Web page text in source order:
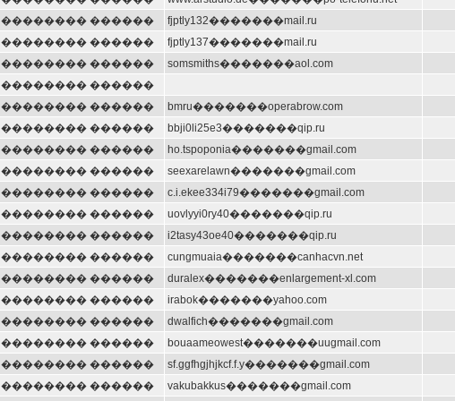
�������� ������ fjptly132�������mail.ru
�������� ������ fjptly137�������mail.ru
�������� ������ somsmiths�������aol.com
�������� ������
�������� ������ bmru�������operabrow.com
�������� ������ bbji0li25e3�������qip.ru
�������� ������ ho.tspoponia�������gmail.com
�������� ������ seexarelawn�������gmail.com
�������� ������ c.i.ekee334i79�������gmail.com
�������� ������ uovlyyi0ry40�������qip.ru
�������� ������ i2tasy43oe40�������qip.ru
�������� ������ cungmuaia�������canhacvn.net
�������� ������ duralex�������enlargement-xl.com
�������� ������ irabok�������yahoo.com
�������� ������ dwalfich�������gmail.com
�������� ������ bouaameowest�������uugmail.com
�������� ������ sf.ggfhgjhjkcf.f.y�������gmail.com
�������� ������ vakubakkus�������gmail.com